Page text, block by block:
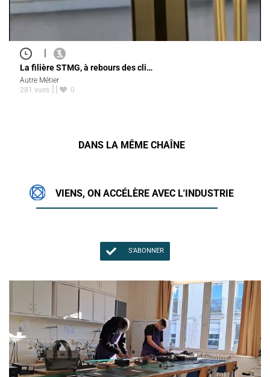
|
La filière STMG, à rebours des cli…
Autre Métier
281 vues
0
DANS LA MÊME CHAÎNE
VIENS, ON ACCÉLÈRE AVEC L'INDUSTRIE
S'ABONNER